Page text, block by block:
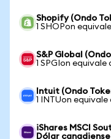
Shopify (Ondo
1 SHOPon
S&P Global
1 SPGIon equivale
Intuit (Ondo
1 INTUon
iShares MSCI
Dólar canadiense